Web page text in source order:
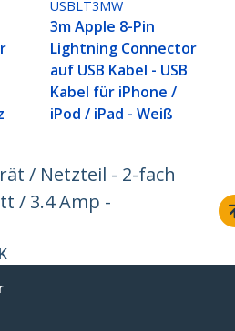
USBLT3MW
3m Apple 8-Pin
Lightning Connector
auf USB Kabel - USB
Kabel für iPhone /
iPod / iPad - Weiß
/ Netzteil - 2-fach
/ 3.4 Amp -